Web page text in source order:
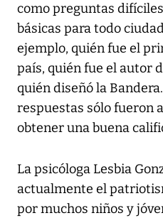
como preguntas
básicas para todo
ejemplo, quién fue el
país, quién fue el autor
quién diseñó la
respuestas sólo fueron
obtener una buena
La psicóloga Lesbia
actualmente el
por muchos niños y